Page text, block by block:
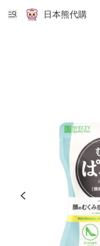
日本熊代購